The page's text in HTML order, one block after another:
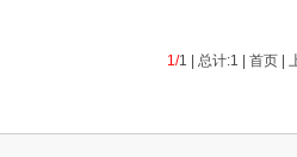
1/1 | 总计:1 | 首页 |